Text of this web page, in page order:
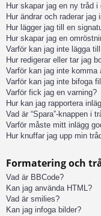
Hur skapar jag en ny tråd i
Hur ändrar och raderar jag
Hur lägger jag till en
Hur skapar jag en
Varför kan jag inte lägga
Hur redigerar eller tar jag
Varför kan jag inte komma
Varför kan jag inte bifoga
Varför fick jag en varning?
Hur kan jag rapportera
Vad är “Spara”-knappen i
Varför måste mitt inlägg
Hur knuffar jag upp min
Formatering och
Vad är BBCode?
Kan jag använda HTML?
Vad är smilies?
Kan jag infoga bilder?